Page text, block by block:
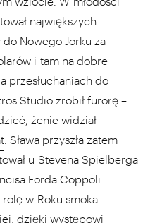
największych
Nowego Jorku za
i tam na dobre
przesłuchaniach do
Studio zrobił furorę –
żenie widział
. Sława przyszła zatem
u Stevena Spielberga
Forda Coppoli
rolę w Roku smoka
dzięki występowi